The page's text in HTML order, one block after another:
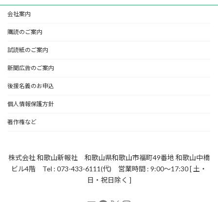
会社案内
購読のご案内
試読紙のご案内
新聞広告のご案内
後援名義のお申込
個人情報保護方針
著作権など
株式会社 和歌山新報社 和歌山県和歌山市福町49番地 和歌山中橋
ビル4階 Tel : 073-433-6111(代) 営業時間 : 9:00～17:30 [ 土・
日・祝日除く ]